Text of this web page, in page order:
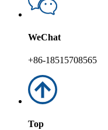
WeChat
+86-18515708565
Top